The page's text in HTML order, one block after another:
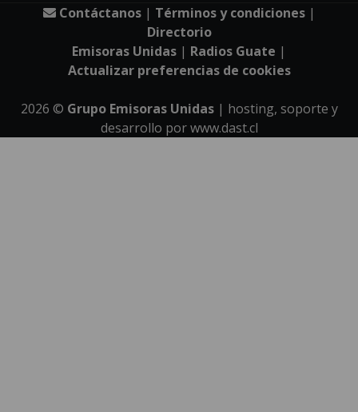
Contáctanos| Términos y condiciones|
Directorio
Emisoras Unidas | Radios Guate |
Actualizar preferencias de cookies
2026 © Grupo Emisoras Unidas| hosting, soporte y
desarrollo porwww.dast.cl